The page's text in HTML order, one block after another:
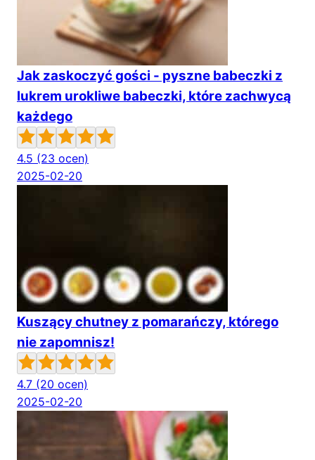
Jak zaskoczyć gości - pyszne babeczki z
lukrem urokliwe babeczki, które zachwycą
każdego
4.5 (23 ocen)
2025-02-20
Kuszący chutney z pomarańczy, którego
nie zapomnisz!
4.7 (20 ocen)
2025-02-20